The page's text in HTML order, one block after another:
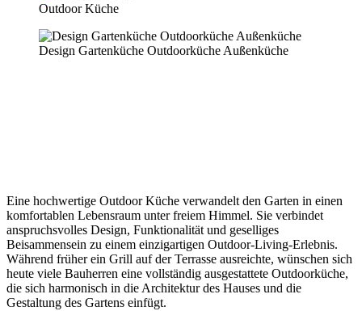
Outdoor Küche
Design Gartenküche Outdoorküche Außenküche
Eine hochwertige Outdoor Küche verwandelt den Garten in einen
komfortablen Lebensraum unter freiem Himmel. Sie verbindet
anspruchsvolles Design, Funktionalität und geselliges
Beisammensein zu einem einzigartigen Outdoor-Living-Erlebnis.
Während früher ein Grill auf der Terrasse ausreichte, wünschen sich
heute viele Bauherren eine vollständig ausgestattete Outdoorküche,
die sich harmonisch in die Architektur des Hauses und die
Gestaltung des Gartens einfügt.